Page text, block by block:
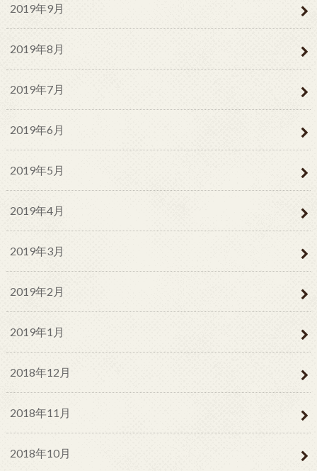
2019年9月
2019年8月
2019年7月
2019年6月
2019年5月
2019年4月
2019年3月
2019年2月
2019年1月
2018年12月
2018年11月
2018年10月